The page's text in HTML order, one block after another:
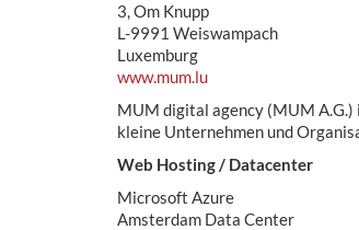
3, Om Knupp
L-9991 Weiswampach
Luxemburg
www.mum.lu
MUM digital agency (MUM
kleine Unternehmen und
Web Hosting / Datacenter
Microsoft Azure
Amsterdam Data Center